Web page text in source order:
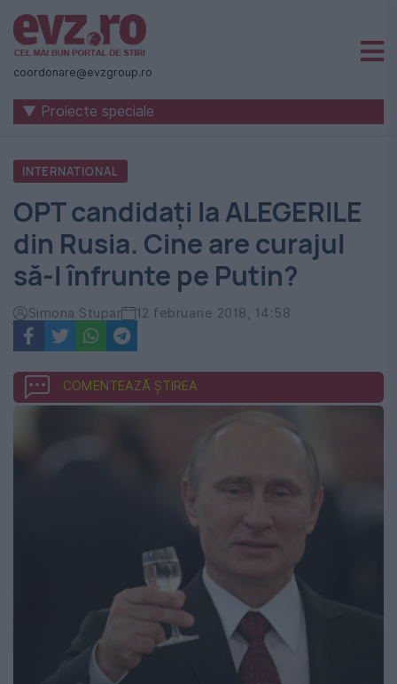
Știri
naționale
internaționale
România
-
Evenimentul
Zilei
coordonare@evzgroup.ro
▼ Proiecte speciale
INTERNATIONAL
OPT candidați la ALEGERILE
din Rusia. Cine are curajul
să-l înfrunte pe Putin?
Simona Stupar 12 februarie 2018, 14:58
COMENTEAZĂ ȘTIREA